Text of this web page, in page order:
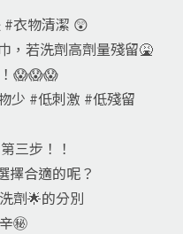
衣物清潔 😲
，若洗劑高劑量殘留🤮
😱😱😱
少 #低刺激 #低殘留
三步！！
擇合適的呢？
劑🌟的分別
㊙️